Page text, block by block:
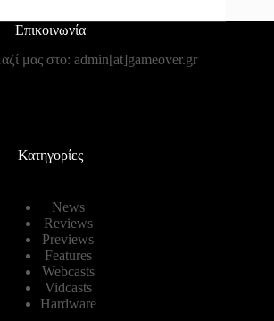
Επικοινωνία
μας στο: admin[at]gameover.gr
Κατηγορίες
News
Reviews
Previews
Features
Webcasts
Vidcasts
Hardware